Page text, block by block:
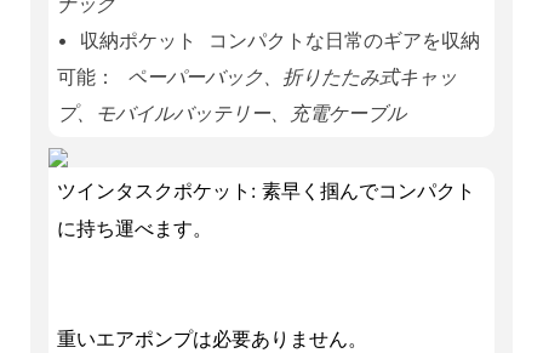
•
収納ポケット
コンパクトな日常のギアを収納
可能：
ペーパーバック、折りたたみ式キャッ
プ、モバイルバッテリー、充電ケーブル
ツインタスクポケット: 素早く掴んでコンパクト
に持ち運べます。
重いエアポンプは必要ありません。